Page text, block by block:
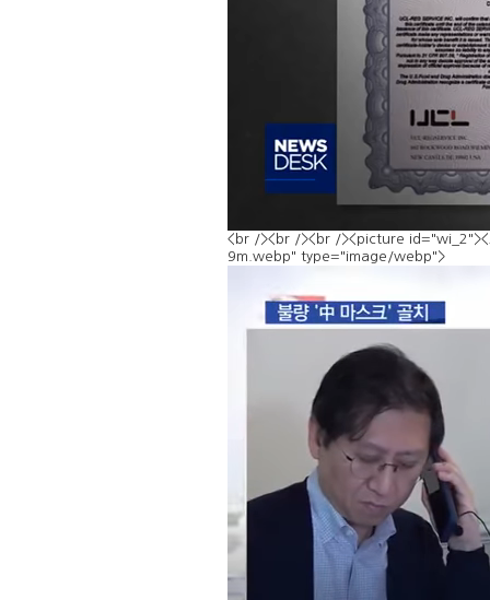
<br /><br /><br /><picture
9m.webp" type="image/webp">